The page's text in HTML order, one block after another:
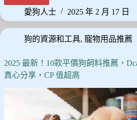
bo
ok
to
do
n
ail
狗
胸
背
帶
薦：
5
愛狗人士 2025 年 2 月 17 日
狗的資源和工具, 寵物用品推薦
2025 最新！10款平價狗飼料推薦，
真心分享，CP 值超高